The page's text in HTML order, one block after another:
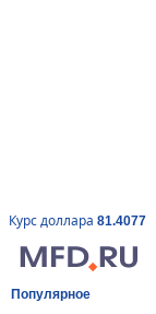
Курс доллара 81.4077
Популярное